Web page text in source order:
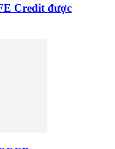
Credit được